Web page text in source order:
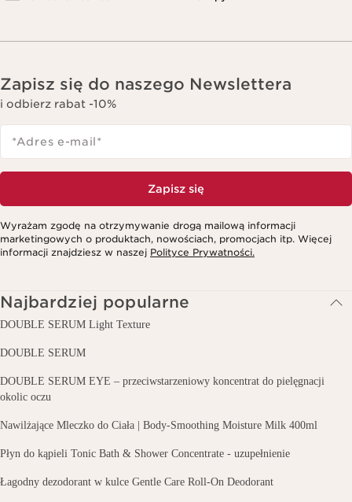
Zapisz się do naszego Newslettera
i odbierz rabat -10%
*Adres e-mail*
Zapisz się
Wyrażam zgodę na otrzymywanie drogą mailową informacji
marketingowych o produktach, nowościach, promocjach itp. Więcej
informacji znajdziesz w naszej Polityce Prywatności.
Najbardziej popularne
DOUBLE SERUM Light Texture
DOUBLE SERUM
DOUBLE SERUM EYE – przeciwstarzeniowy koncentrat do pielęgnacji
okolic oczu
Nawilżające Mleczko do Ciała | Body-Smoothing Moisture Milk 400ml
Płyn do kąpieli Tonic Bath & Shower Concentrate - uzupełnienie
Łagodny dezodorant w kulce Gentle Care Roll-On Deodorant